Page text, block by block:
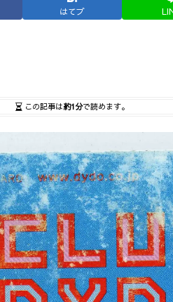
はてブ
この記事は約1分で読めます。